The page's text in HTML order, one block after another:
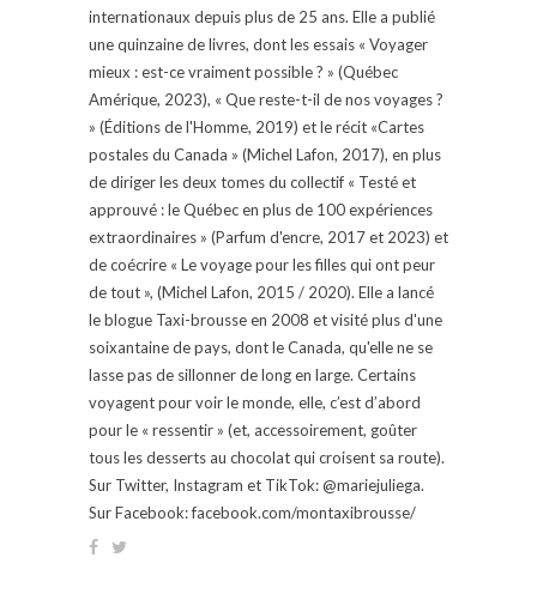
internationaux depuis plus de 25 ans. Elle a publié
une quinzaine de livres, dont les essais « Voyager
mieux : est-ce vraiment possible ? » (Québec
Amérique, 2023), « Que reste-t-il de nos voyages ?
» (Éditions de l'Homme, 2019) et le récit «Cartes
postales du Canada » (Michel Lafon, 2017), en plus
de diriger les deux tomes du collectif « Testé et
approuvé : le Québec en plus de 100 expériences
extraordinaires » (Parfum d'encre, 2017 et 2023) et
de coécrire « Le voyage pour les filles qui ont peur
de tout », (Michel Lafon, 2015 / 2020). Elle a lancé
le blogue Taxi-brousse en 2008 et visité plus d'une
soixantaine de pays, dont le Canada, qu'elle ne se
lasse pas de sillonner de long en large. Certains
voyagent pour voir le monde, elle, c’est d’abord
pour le « ressentir » (et, accessoirement, goûter
tous les desserts au chocolat qui croisent sa route).
Sur Twitter, Instagram et TikTok: @mariejuliega.
Sur Facebook: facebook.com/montaxibrousse/